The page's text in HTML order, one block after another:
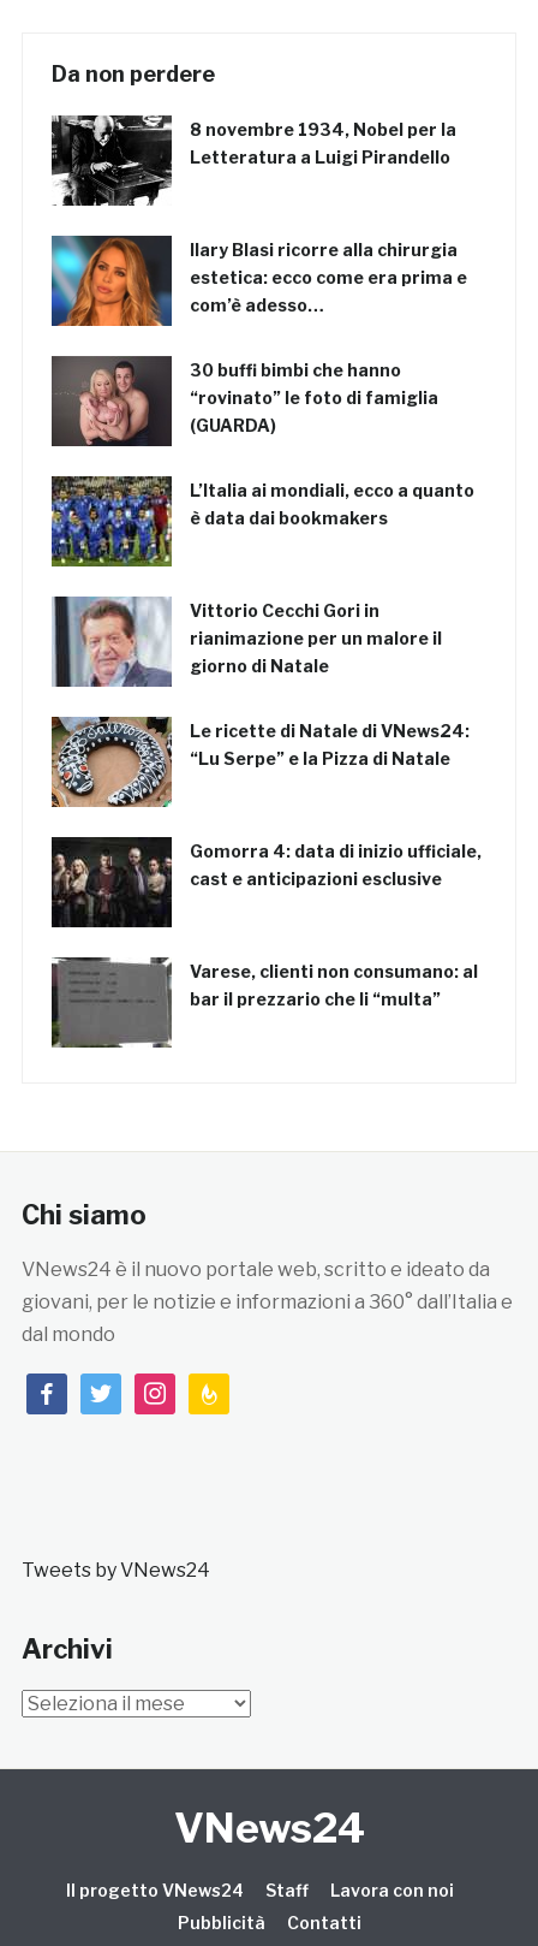
Da non perdere
8 novembre 1934, Nobel per la
Letteratura a Luigi Pirandello
Ilary Blasi ricorre alla chirurgia
estetica: ecco come era prima e
com’è adesso…
30 buffi bimbi che hanno
“rovinato” le foto di famiglia
(GUARDA)
L’Italia ai mondiali, ecco a quanto
è data dai bookmakers
Vittorio Cecchi Gori in
rianimazione per un malore il
giorno di Natale
Le ricette di Natale di VNews24:
“Lu Serpe” e la Pizza di Natale
Gomorra 4: data di inizio ufficiale,
cast e anticipazioni esclusive
Varese, clienti non consumano: al
bar il prezzario che li “multa”
Chi siamo
VNews24 è il nuovo portale web, scritto e ideato da
giovani, per le notizie e informazioni a 360° dall’Italia e
dal mondo
facebooktwitterinstagramfeedburner
Tweets by VNews24
Archivi
Archivi
VNews24
Il progetto VNews24 Staff
Lavora con noi
Pubblicità
Contatti